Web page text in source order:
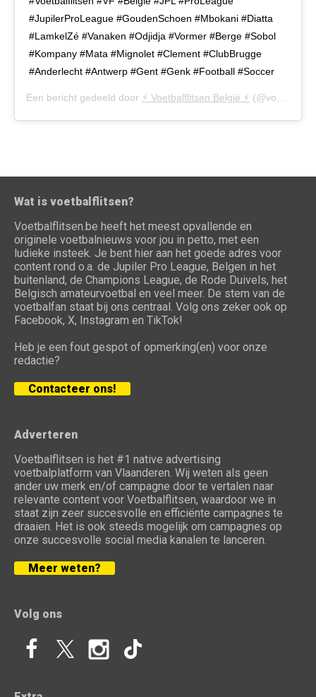
#JupilerProLeague #GoudenSchoen #Mbokani #Diatta
#LamkelZé #Vanaken #Odjidja #Vormer #Berge #Sobol
#Kompany #Mata #Mignolet #Clement #ClubBrugge
#Anderlecht #Antwerp #Gent #Genk #Football #Soccer
Een bericht gedeeld door ⚡️ Voetbalflitsen België ⚡️ (@voetbalflitsen.be) op
Wat is voetbalflitsen?
Voetbalflitsen.be heeft het meest opvallende en
originele voetbalnieuws voor jou in petto, met een
ludieke insteek. Je bent hier aan het goede adres voor
content rond o.a. de Jupiler Pro League, Belgen in het
buitenland, de Champions League, de Rode Duivels, het
Belgisch amateurvoetbal en veel meer. De stem van de
voetbalfan staat bij ons centraal. Volg ons zeker ook op
Facebook, X, Instagram en TikTok!
Heb je een fout gespot of opmerking(en) voor onze
redactie?
Contacteer ons!
Adverteren
Voetbalflitsen is het #1 native advertising
voetbalplatform van Vlaanderen. Wij weten als geen
ander uw merk en/of campagne door te vertalen naar
relevante content voor Voetbalflitsen, waardoor we in
staat zijn zeer succesvolle en efficiënte campagnes te
draaien. Het is ook steeds mogelijk om campagnes op
onze succesvolle social media kanalen te lanceren.
Meer weten?
Volg ons